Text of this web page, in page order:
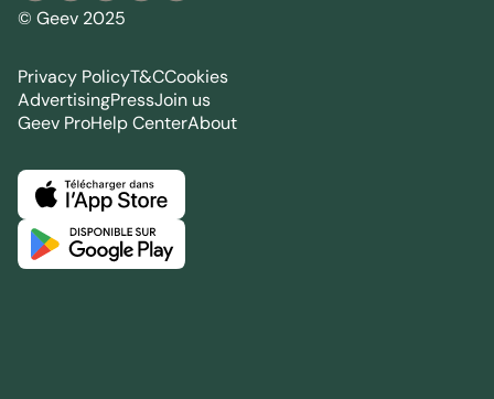
© Geev 2025
Privacy PolicyT&CCookies
AdvertisingPressJoin us
Geev ProHelp CenterAbout